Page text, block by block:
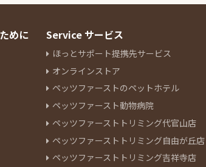
めに Service サービス
ほっとサポート提携先サービス
オンラインストア
ペッツファーストのペットホテル
ペッツファースト動物病院
ペッツファーストトリミング代官山店
ペッツファーストトリミング自由が丘店
ペッツファーストトリミング吉祥寺店